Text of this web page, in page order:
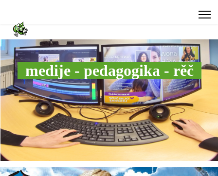
medije - pedagogika - rěč